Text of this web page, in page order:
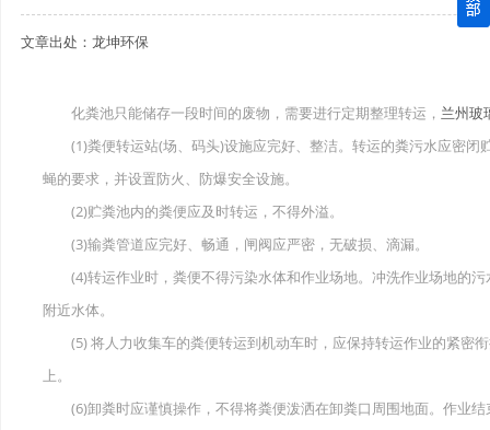
关于重庆玻璃钢化粪池的这些基础知识你都记住了吗？
在安装绵阳玻璃钢化粪池时可能遇到这些难题
使用成都玻璃钢化粪池的七大好处你都记住了吗？
文章出处：龙坤环保
化粪池只能储存一段时间的废物，需要进行定期整理转运， 兰州玻
(1)粪便转运站(场、码头)设施应完好、整洁。转运的粪污水应密闭
蝇的要求，并设置防火、防爆安全设施。
(2)贮粪池内的粪便应及时转运，不得外溢。
(3)输粪管道应完好、畅通，闸阀应严密，无破损、滴漏。
(4)转运作业时，粪便不得污染水体和作业场地。冲洗作业场地的污
附近水体。
(5) 将人力收集车的粪便转运到机动车时，应保持转运作业的紧密
上。
(6)卸粪时应谨慎操作，不得将粪便泼洒在卸粪口周围地面。作业结